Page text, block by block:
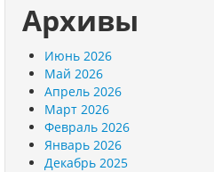
Архивы
Июнь 2026
Май 2026
Апрель 2026
Март 2026
Февраль 2026
Январь 2026
Декабрь 2025